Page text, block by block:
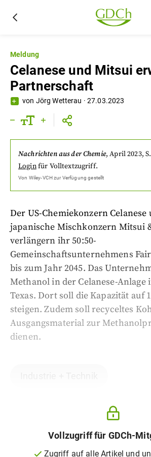
Meldung
Celanese und Mitsui
Partnerschaft
von Jörg Wetterau ·27.03.2023
Nachrichten aus der Chemie,April 2023,
Loginfür Volltextzugriff.
Von Wiley-VCHzur Verfügung gestellt
Der US-Chemiekonzern Celanese
japanische Mischkonzern Mitsui
verlängern ihr 50:50-
Gemeinschaftsunternehmens
bis zum Jahr 2045. Das
Methanol in der Celanese-Anlage
Texas. Dort soll die Kapazität auf
steigen. Zudem soll recyceltes
Ausgangsmaterial zur
dienen.
Vollzugriff für GDCh-
Zugriff auf alle Artikel und